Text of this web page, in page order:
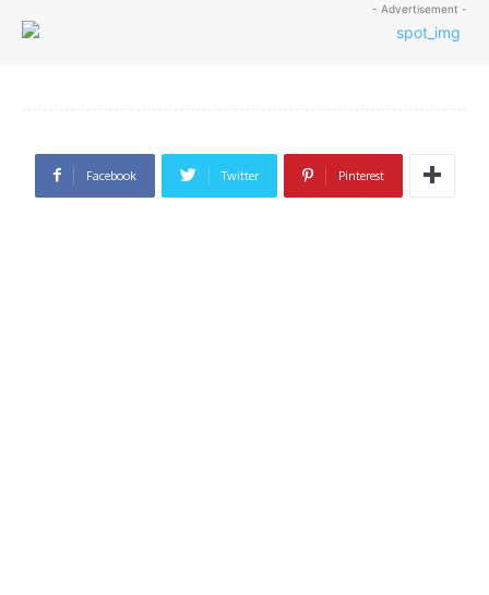
- Advertisement -
Facebook Twitter Pinterest